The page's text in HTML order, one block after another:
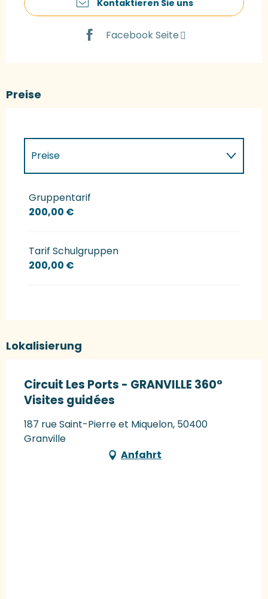
Kontaktieren Sie uns
Facebook Seite
Preise
Preise
Preise 2027
Gruppentarif
200,00 €
Tarif Schulgruppen
200,00 €
Lokalisierung
Circuit Les Ports - GRANVILLE 360°
Visites guidées
187 rue Saint-Pierre et Miquelon, 50400
Granville
Anfahrt